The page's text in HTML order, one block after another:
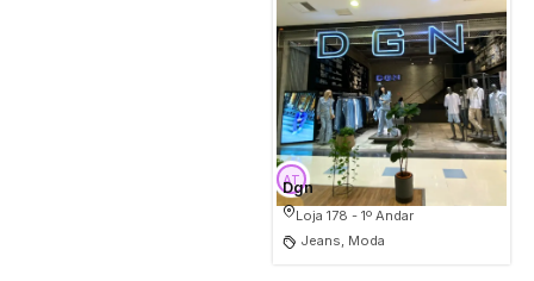
Dgn
Loja 178 - 1º Andar
Jeans, Moda